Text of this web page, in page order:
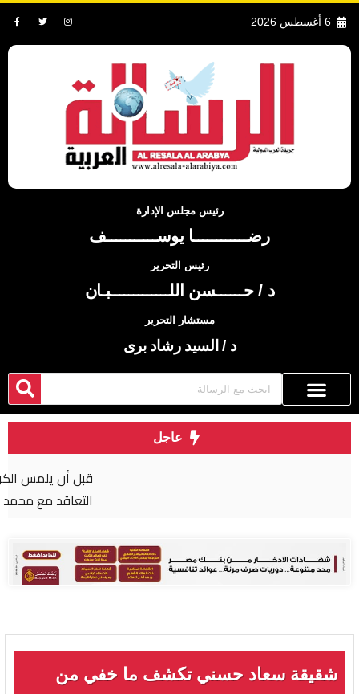
6 أغسطس 2026
رئيس مجلس الإدارة
رضــــــــــــا يوســـــــــــف
رئيس التحرير
د / حــــــسن اللـــــــــــــبـان
مستشار التحرير
د / السيد رشاد برى
عاجل
شقيقة سعاد حسني تكشف ما خفي من